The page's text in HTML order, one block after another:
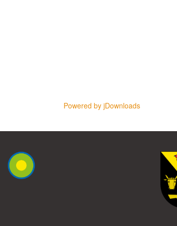
Powered by jDownloads